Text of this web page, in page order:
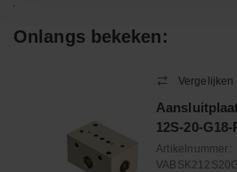
Onlangs bekeken:
Vergelijken
12S-20-G18-
Artikelnummer: